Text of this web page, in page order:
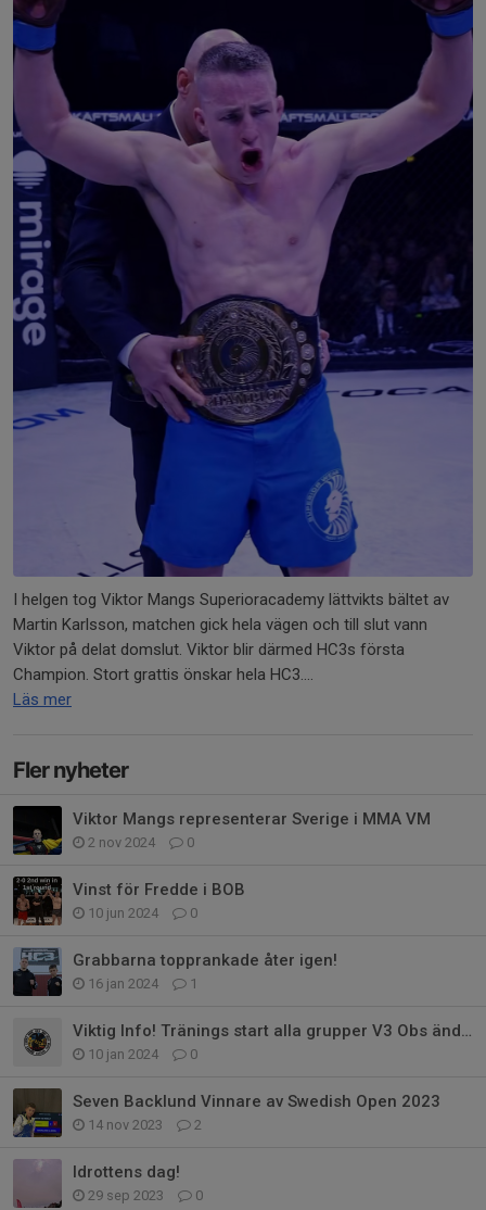
I helgen tog Viktor Mangs Superioracademy lättvikts bältet av
Martin Karlsson, matchen gick hela vägen och till slut vann
Viktor på delat domslut. Viktor blir därmed HC3s första
Champion. Stort grattis önskar hela HC3....
Läs mer
Fler nyheter
Viktor Mangs representerar Sverige i MMA VM
2 nov 2024 0
Vinst för Fredde i BOB
10 jun 2024 0
Grabbarna topprankade åter igen!
16 jan 2024 1
Viktig Info! Tränings start alla grupper V3 Obs ändringar läs!
10 jan 2024 0
Seven Backlund Vinnare av Swedish Open 2023
14 nov 2023 2
Idrottens dag!
29 sep 2023 0